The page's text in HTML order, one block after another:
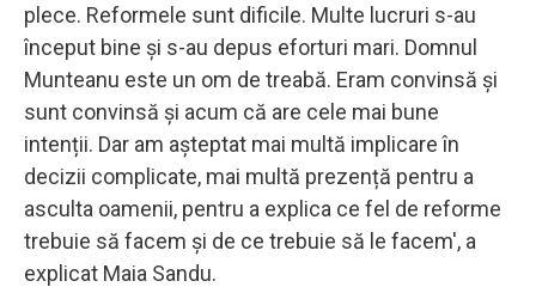
plece. Reformele sunt dificile. Multe lucruri s-au
început bine și s-au depus eforturi mari. Domnul
Munteanu este un om de treabă. Eram convinsă și
sunt convinsă și acum că are cele mai bune
intenții. Dar am așteptat mai multă implicare în
decizii complicate, mai multă prezență pentru a
asculta oamenii, pentru a explica ce fel de reforme
trebuie să facem și de ce trebuie să le facem', a
explicat Maia Sandu.